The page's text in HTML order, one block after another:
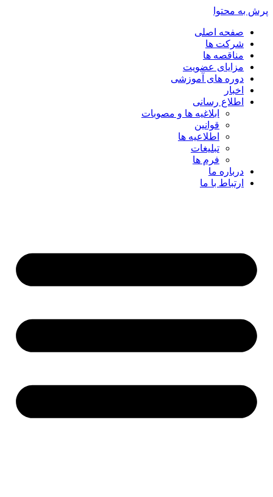
پرش به محتوا
صفحه اصلی
شرکت ها
مناقصه ها
مزایای عضویت
دوره های آموزشی
اخبار
اطلاع رسانی
ابلاغیه ها و مصوبات
قوانین
اطلاعیه ها
تبلیغات
فرم ها
درباره ما
ارتباط با ما